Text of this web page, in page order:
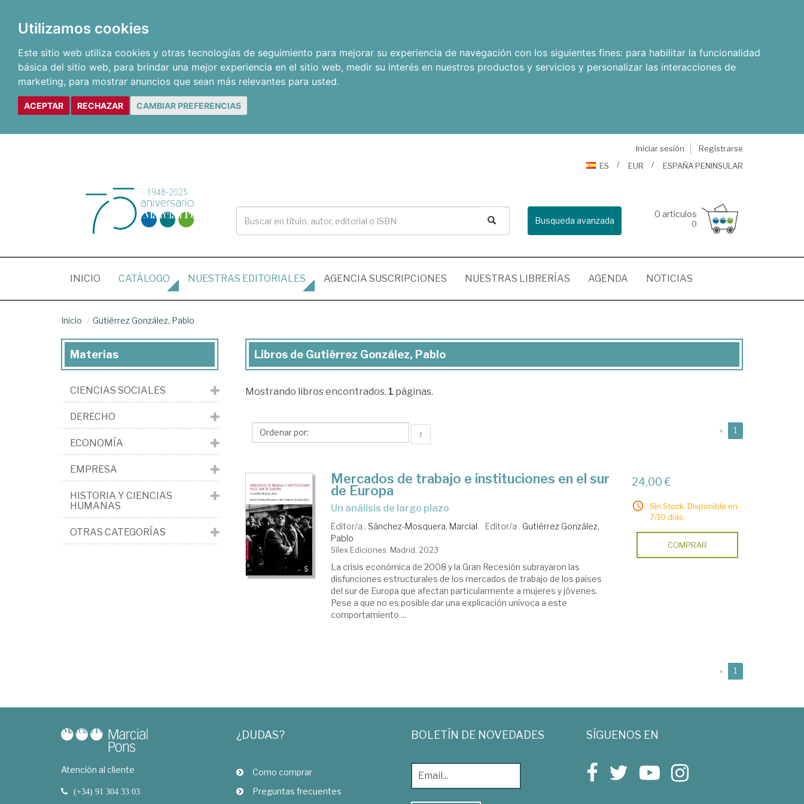
Utilizamos cookies
Este sitio web utiliza cookies y otras tecnologías de seguimiento para mejorar su experiencia de navegación con los siguientes fines: para habilitar la funcionalidad
básica del sitio web, para brindar una mejor experiencia en el sitio web, medir su interés en nuestros productos y servicios y personalizar las interacciones de
marketing, para mostrar anuncios que sean más relevantes para usted.
ACEPTAR RECHAZAR CAMBIAR PREFERENCIAS
Iniciar sesión
Registrarse
ES
EUR ESPAÑA PENINSULAR
Busqueda avanzada
0 artículos
0
INICIO (CURRENT)
CATÁLOGO NUESTRAS EDITORIALES AGENCIA SUSCRIPCIONES NUESTRAS LIBRERÍAS AGENDA NOTICIAS
Inicio Gutiérrez González, Pablo
Libros
Gutiérrez
Pablo
Libros de Gutiérrez González, Pablo
Mostrando libros encontrados. 1 páginas.
↑ « 1
Mercados de trabajo e instituciones en el sur
de Europa
un análisis de largo plazo
Editor/a . Sánchez-Mosquera, Marcial Editor/a . Gutiérrez González,
Pablo
Sílex Ediciones. Madrid, 2023
La crisis económica de 2008 y la Gran Recesión subrayaron las
disfunciones estructurales de los mercados de trabajo de los países
del sur de Europa que afectan particularmente a mujeres y jóvenes.
Pese a que no es posible dar una explicación unívoca a este
comportamiento ...
24,00 €
Sin Stock. Disponible en
7/10 días.
COMPRAR
« 1
Materias
CIENCIAS SOCIALES
DERECHO
ECONOMÍA
EMPRESA
HISTORIA Y CIENCIAS
HUMANAS
OTRAS CATEGORÍAS
Atención al cliente
(+34) 91 304 33 03
¿DUDAS?
Como comprar
Preguntas frecuentes
BOLETÍN DE NOVEDADES SÍGUENOS EN